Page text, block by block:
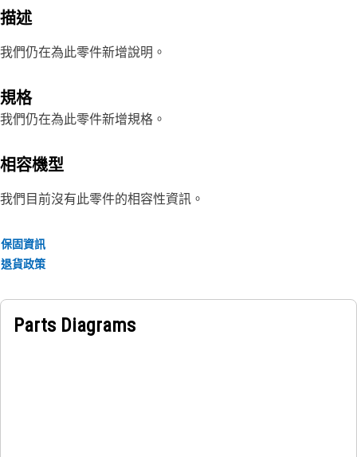
描述
我們仍在為此零件新增說明。
規格
我們仍在為此零件新增規格。
相容機型
我們目前沒有此零件的相容性資訊。
保固資訊
退貨政策
Parts Diagrams